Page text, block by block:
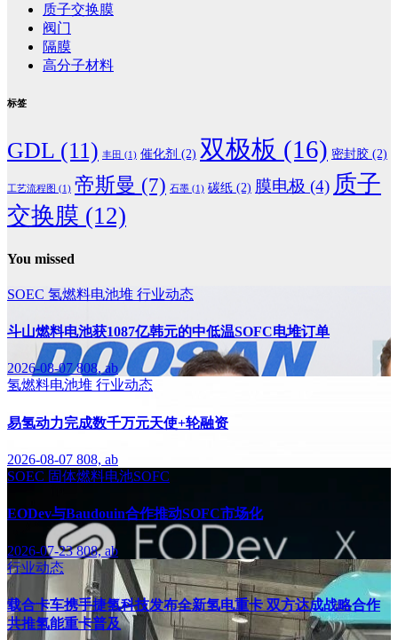
质子交换膜
阀门
隔膜
高分子材料
标签
GDL (11) 丰田 (1) 催化剂 (2) 双极板 (16) 密封胶 (2)
工艺流程图 (1) 帝斯曼 (7) 石墨 (1) 碳纸 (2) 膜电极 (4) 质子
交换膜 (12)
You missed
SOEC 氢燃料电池堆 行业动态
斗山燃料电池获1087亿韩元的中低温SOFC电堆订单
2026-08-07808, ab
氢燃料电池堆 行业动态
易氢动力完成数千万元天使+轮融资
2026-08-07 808, ab
SOEC 固体燃料电池SOFC
EODev与Baudouin合作推动SOFC市场化
2026-07-23808, ab
行业动态
载合卡车携手捷氢科技发布全新氢电重卡 双方达成战略合作
共推氢能重卡普及